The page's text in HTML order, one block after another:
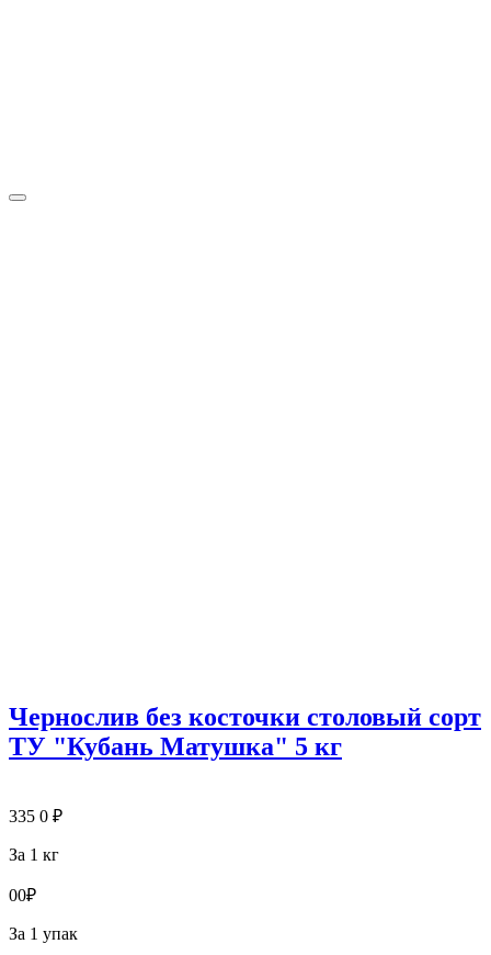
Чернослив без косточки столовый сорт
ТУ "Кубань Матушка" 5 кг
335 0 ₽
За 1 кг
00₽
За 1 упак